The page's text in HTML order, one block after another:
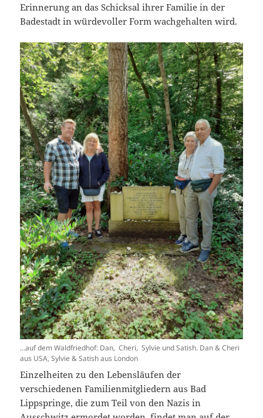
Erinnerung an das Schicksal ihrer Familie in der
Badestadt in würdevoller Form wachgehalten wird.
…auf dem Waldfriedhof: Dan, Cheri, Sylvie und Satish. Dan & Cheri
aus USA, Sylvie & Satish aus London
Einzelheiten zu den Lebensläufen der
verschiedenen Familienmitgliedern aus Bad
Lippspringe, die zum Teil von den Nazis in